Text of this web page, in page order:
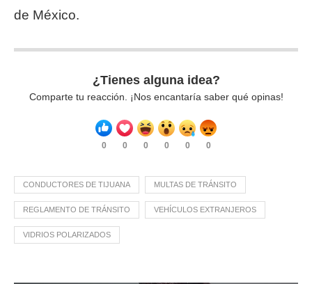
de México.
¿Tienes alguna idea?
Comparte tu reacción. ¡Nos encantaría saber qué opinas!
0 0 0 0 0 0
CONDUCTORES DE TIJUANA MULTAS DE TRÁNSITO
REGLAMENTO DE TRÁNSITO VEHÍCULOS EXTRANJEROS
VIDRIOS POLARIZADOS